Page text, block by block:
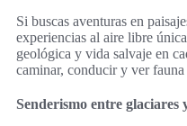
Si buscas aventuras en
experiencias al aire libre
geológica y vida salvaje en
caminar, conducir y ver
Senderismo entre glaciares